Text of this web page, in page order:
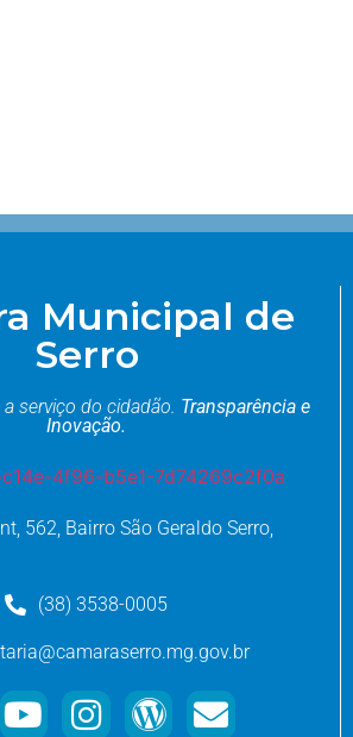
Municipal de
Serro
serviço do cidadão. Transparência e
Inovação.
562, Bairro São Geraldo Serro,
(38) 3538-0005